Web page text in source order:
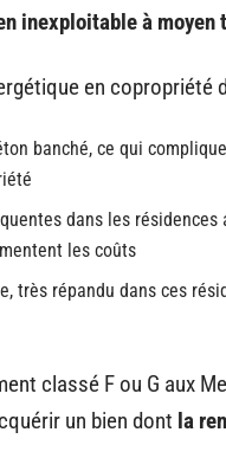
inexploitable à moyen
en
banché, ce qui
dans les
les coûts
très répandu dans ces
classé F ou G aux
un bien dont la